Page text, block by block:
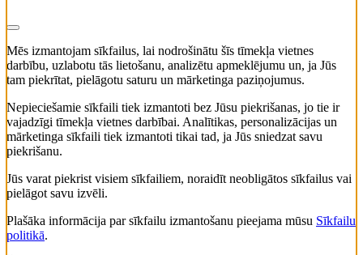
Mēs izmantojam sīkfailus, lai nodrošinātu šīs tīmekļa vietnes
darbību, uzlabotu tās lietošanu, analizētu apmeklējumu un, ja Jūs
tam piekrītat, pielāgotu saturu un mārketinga paziņojumus.
Nepieciešamie sīkfaili tiek izmantoti bez Jūsu piekrišanas, jo tie ir
vajadzīgi tīmekļa vietnes darbībai. Analītikas, personalizācijas un
mārketinga sīkfaili tiek izmantoti tikai tad, ja Jūs sniedzat savu
piekrišanu.
Jūs varat piekrist visiem sīkfailiem, noraidīt neobligātos sīkfailus vai
pielāgot savu izvēli.
Plašāka informācija par sīkfailu izmantošanu pieejama mūsu Sīkfailu
politikā.